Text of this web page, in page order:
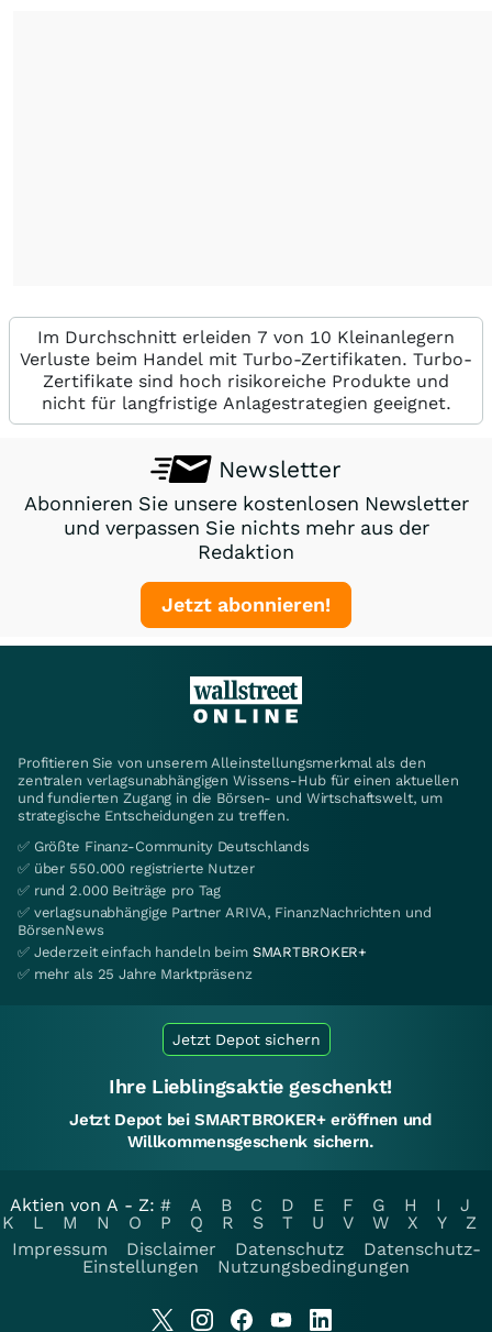
Im Durchschnitt erleiden 7 von 10 Kleinanlegern
Verluste beim Handel mit Turbo-Zertifikaten. Turbo-
Zertifikate sind hoch risikoreiche Produkte und
nicht für langfristige Anlagestrategien geeignet.
Newsletter
Abonnieren Sie unsere kostenlosen Newsletter
und verpassen Sie nichts mehr aus der
Redaktion
Jetzt abonnieren!
Profitieren Sie von unserem Alleinstellungsmerkmal als den
zentralen verlagsunabhängigen Wissens-Hub für einen aktuellen
und fundierten Zugang in die Börsen- und Wirtschaftswelt, um
strategische Entscheidungen zu treffen.
✅ Größte Finanz-Community Deutschlands
✅ über 550.000 registrierte Nutzer
✅ rund 2.000 Beiträge pro Tag
✅ verlagsunabhängige Partner ARIVA, FinanzNachrichten und
BörsenNews
✅ Jederzeit einfach handeln beim SMARTBROKER+
✅ mehr als 25 Jahre Marktpräsenz
Jetzt Depot sichern
Ihre Lieblingsaktie geschenkt!
Jetzt Depot bei SMARTBROKER+ eröffnen und
Willkommensgeschenk sichern.
Aktien von A - Z: # A B C D E F G H I
J
K
L M N O P Q R S T U V W X Y
Z
Impressum
Disclaimer Datenschutz
Datenschutz-
Einstellungen
Nutzungsbedingungen